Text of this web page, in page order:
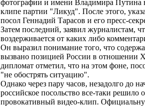
фотографии и имени Владимира Путина
клипе партии "Ликуд". После этого,
посол Геннадий Тарасов и его пресс-
Затем последний, заявил журналистам,
воздерживается от каких либо
Он выразил понимание того, что
вызвано позицией России в
дипломат отметил, что на этом фоне,
"не обострять ситуацию".
Однако через пару часов, незадолго до
российское посольство все-таки решило
провокативный видео-клип.